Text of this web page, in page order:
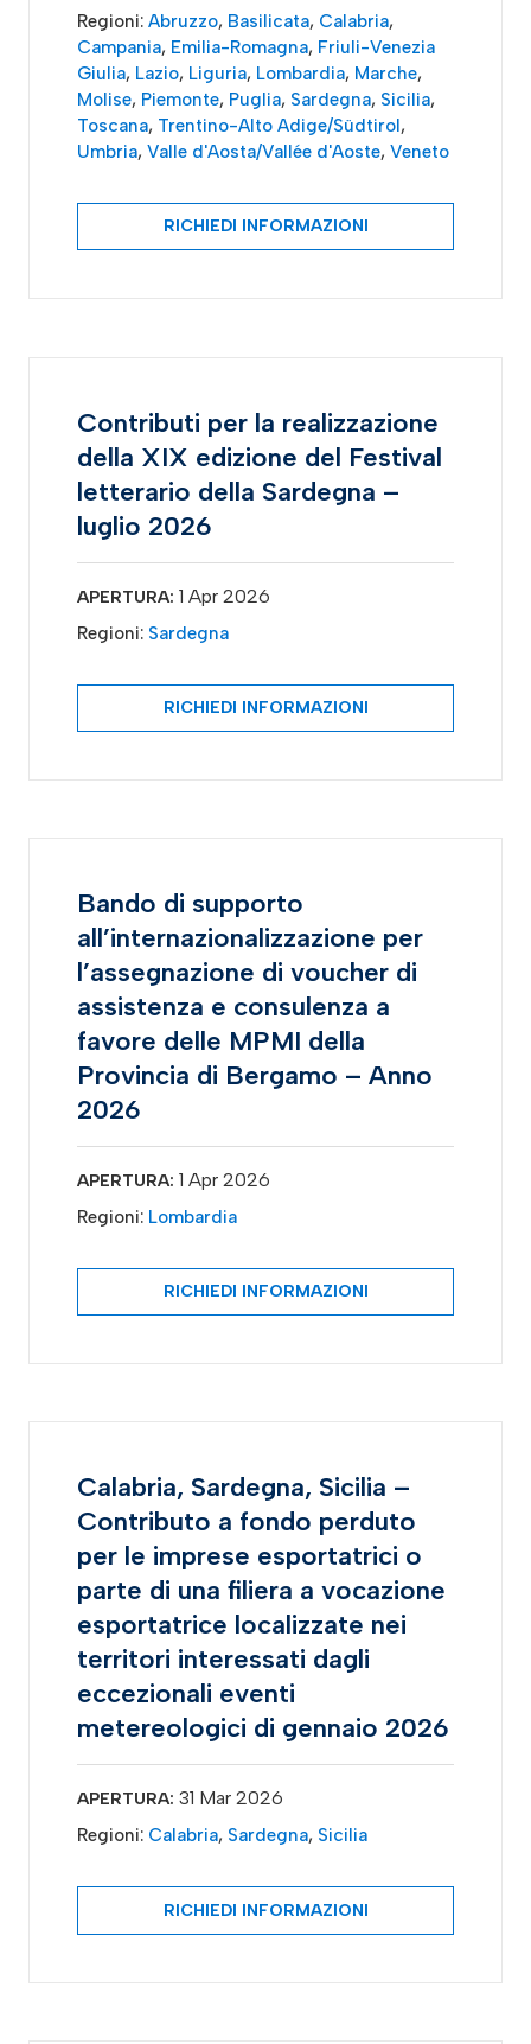
Regioni: Abruzzo, Basilicata, Calabria,
Campania, Emilia-Romagna, Friuli-Venezia
Giulia, Lazio, Liguria, Lombardia, Marche,
Molise, Piemonte, Puglia, Sardegna, Sicilia,
Toscana, Trentino-Alto Adige/Südtirol,
Umbria, Valle d'Aosta/Vallée d'Aoste, Veneto
RICHIEDI INFORMAZIONI
Contributi per la realizzazione
della XIX edizione del Festival
letterario della Sardegna –
luglio 2026
APERTURA: 1 Apr 2026
Regioni: Sardegna
RICHIEDI INFORMAZIONI
Bando di supporto
all’internazionalizzazione per
l’assegnazione di voucher di
assistenza e consulenza a
favore delle MPMI della
Provincia di Bergamo – Anno
2026
APERTURA: 1 Apr 2026
Regioni: Lombardia
RICHIEDI INFORMAZIONI
Calabria, Sardegna, Sicilia –
Contributo a fondo perduto
per le imprese esportatrici o
parte di una filiera a vocazione
esportatrice localizzate nei
territori interessati dagli
eccezionali eventi
metereologici di gennaio 2026
APERTURA: 31 Mar 2026
Regioni: Calabria, Sardegna, Sicilia
RICHIEDI INFORMAZIONI